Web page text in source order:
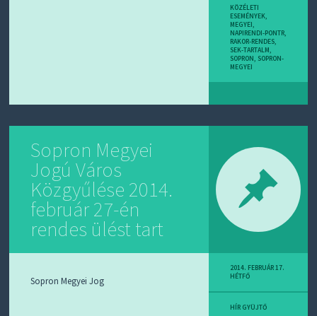
KÖZÉLETI
ESEMÉNYEK,
MEGYEI,
NAPIRENDI-PONTR,
RAKOR-RENDES,
SEK-TARTALM,
SOPRON, SOPRON-
MEGYEI
Sopron Megyei
Jogú Város
Közgyűlése 2014.
február 27-én
rendes ülést tart
Sopron Megyei Jog
2014. FEBRUÁR 17.
HÉTFŐ
HÍR GYÜJTŐ